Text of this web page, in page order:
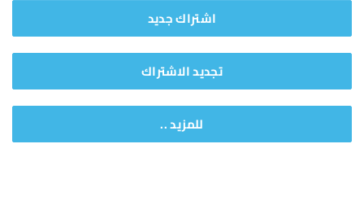
اشتراك جديد‎
تجديد الاشتراك
للمزيد ..